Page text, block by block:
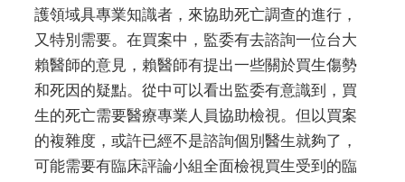
護領域具專業知識者，來協助死亡調查的進行，
又特別需要。在買案中，監委有去諮詢一位台大
賴醫師的意見，賴醫師有提出一些關於買生傷勢
和死因的疑點。從中可以看出監委有意識到，買
生的死亡需要醫療專業人員協助檢視。但以買案
的複雜度，或許已經不是諮詢個別醫生就夠了，
可能需要有臨床評論小組全面檢視買生受到的臨